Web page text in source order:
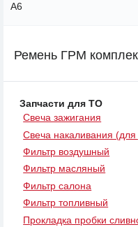
A6
Ремень ГРМ
Запчасти для ТО
Свеча зажигания
Свеча накаливания (для
Фильтр воздушный
Фильтр масляный
Фильтр салона
Фильтр топливный
Прокладка пробки